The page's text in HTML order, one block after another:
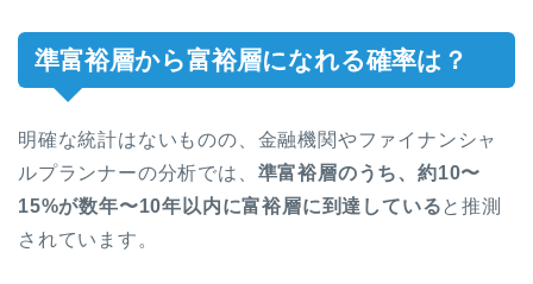
準富裕層から富裕層になれる確率は？
明確な統計はないものの、金融機関やファイナンシャ
ルプランナーの分析では、 準富裕層のうち、約10〜
15%が数年〜10年以内に富裕層に到達している と推測
されています。